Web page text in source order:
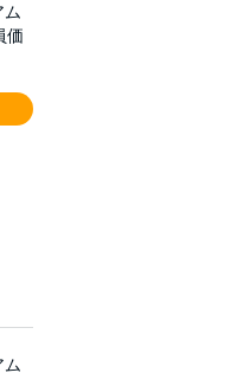
ム
価
ム